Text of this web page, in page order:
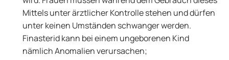
Mittels unter ärztlicher Kontrolle stehen und dürfen
unter keinen Umständen schwanger werden.
Finasterid kann bei einem ungeborenen Kind
nämlich Anomalien verursachen;